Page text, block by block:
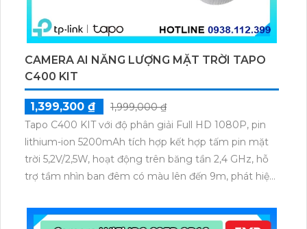
CAMERA AI NĂNG LƯỢNG MẶT TRỜI TAPO
C400 KIT
1,399,300 ₫
1,999,000 ₫
Tapo C400 KIT với độ phân giải Full HD 1080P, pin
lithium-ion 5200mAh tích hợp kết hợp tấm pin mặt
trời 5,2V/2,5W, hoạt động trên băng tần 2,4 GHz, hỗ
trợ tầm nhìn ban đêm có màu lên đến 9m, phát hiện
dữ liệu qua thẻ microSD lên đến 512GB.